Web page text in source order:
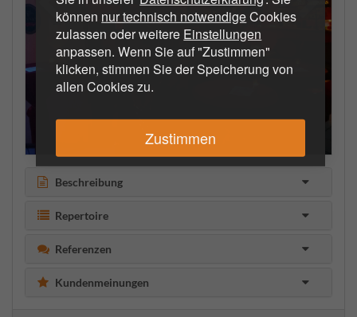
können nur technisch notwendigeCookies
zulassen oder weitere Einstellungen
anpassen. Wenn Sie auf "Zustimmen"
klicken, stimmen Sie der Speicherung von
allen Cookies zu.
Zustimmen
Beschreibung
Repertoire
Referenzen
Kundenmeinungen